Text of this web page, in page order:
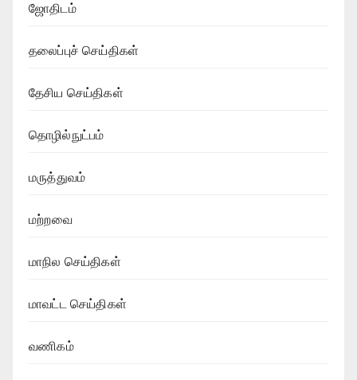
ஜோதிடம்
தலைப்புச் செய்திகள்
தேசிய செய்திகள்
தொழில்நுட்பம்
மருத்துவம்
மற்றவை
மாநில செய்திகள்
மாவட்ட செய்திகள்
வணிகம்